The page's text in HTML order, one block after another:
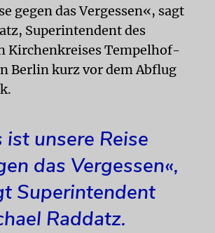
gegen das Vergessen«, sagt
Superintendent des
Kirchenkreises Tempelhof-
Berlin kurz vor dem Abflug
ist unsere Reise
das Vergessen«,
Superintendent
Raddatz.